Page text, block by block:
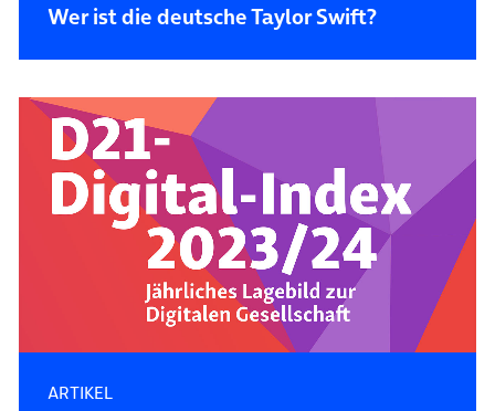
Wer ist die deutsche Taylor Swift?
ARTIKEL